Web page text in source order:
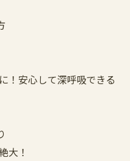
安心して深呼吸できる
大！